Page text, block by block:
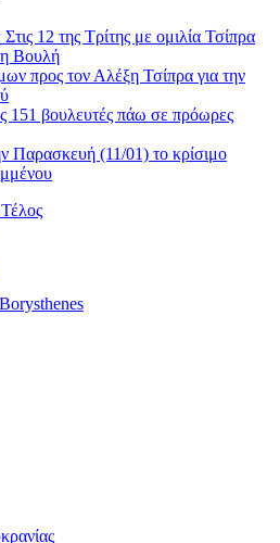
12 της Τρίτης με ομιλία Τσίπρα
Βουλή
προς τον Αλέξη Τσίπρα για την
151 βουλευτές πάω σε πρόωρες
Παρασκευή (11/01) το κρίσιμο
Τέλος